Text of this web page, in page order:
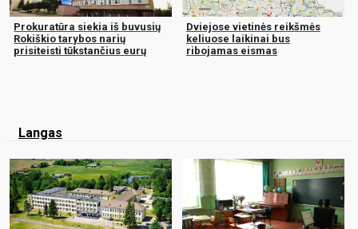
Prokuratūra siekia iš buvusių
Rokiškio tarybos narių
prisiteisti tūkstančius eurų
Dviejose vietinės reikšmės
keliuose laikinai bus
ribojamas eismas
Langas